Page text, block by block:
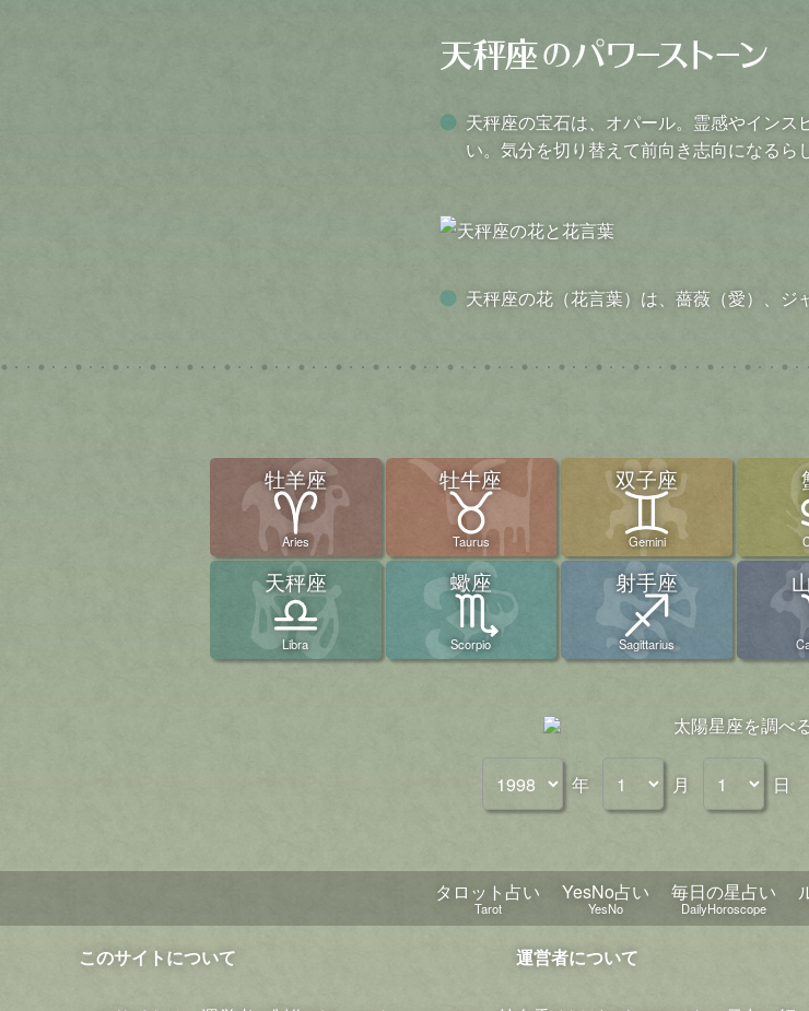
天秤座の宝石は、オパール。霊感やインス
い。気分を切り替えて前向き志向になるら
天秤座の花（花言葉）は、薔薇（愛）、ジ
牡羊座
Aries
牡牛座
Taurus
双子座
Gemini
天秤座
Libra
蠍座
Scorpio
射手座
Sagittarius
年 月 日
タロット占い
Tarot
YesNo占い
YesNo
毎日の星占い
DailyHoroscope
このサイトについて 運営者について